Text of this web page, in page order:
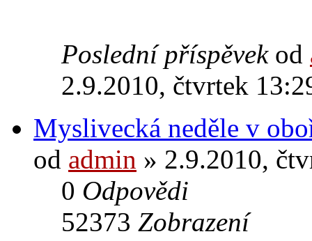
Poslední příspěvek od
2.9.2010, čtvrtek
Myslivecká neděle v
od admin » 2.9.2010,
0 Odpovědi
52373 Zobrazení